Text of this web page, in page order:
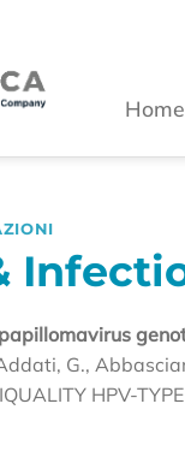
Home
G.,
HPV-TYPE